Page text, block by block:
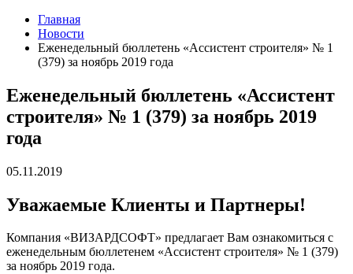
Главная
Новости
Еженедельный бюллетень «Ассистент строителя» № 1
(379) за ноябрь 2019 года
Еженедельный бюллетень «Ассистент
строителя» № 1 (379) за ноябрь 2019
года
05.11.2019
Уважаемые Клиенты и Партнеры!
Компания «ВИЗАРДСОФТ» предлагает Вам ознакомиться с
еженедельным бюллетенем «Ассистент строителя» № 1 (379)
за ноябрь 2019 года.